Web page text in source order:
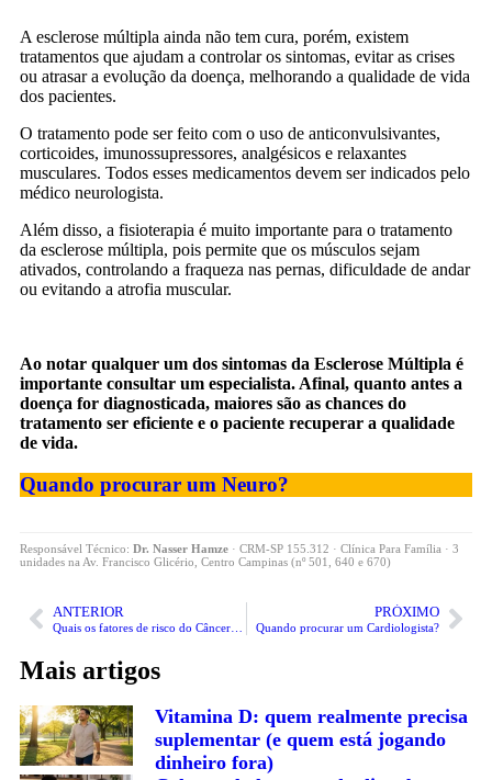
A esclerose múltipla ainda não tem cura, porém, existem
tratamentos que ajudam a controlar os sintomas, evitar as crises
ou atrasar a evolução da doença, melhorando a qualidade de vida
dos pacientes.
O tratamento pode ser feito com o uso de anticonvulsivantes,
corticoides, imunossupressores, analgésicos e relaxantes
musculares. Todos esses medicamentos devem ser indicados pelo
médico neurologista.
Além disso, a fisioterapia é muito importante para o tratamento
da esclerose múltipla, pois permite que os músculos sejam
ativados, controlando a fraqueza nas pernas, dificuldade de andar
ou evitando a atrofia muscular.
Ao notar qualquer um dos sintomas da Esclerose Múltipla é
importante consultar um especialista. Afinal, quanto antes a
doença for diagnosticada, maiores são as chances do
tratamento ser eficiente e o paciente recuperar a qualidade
de vida.
Quando procurar um Neuro?
Responsável Técnico: Dr. Nasser Hamze · CRM-SP 155.312 · Clínica Para Família · 3
unidades na Av. Francisco Glicério, Centro Campinas (nº 501, 640 e 670)
ANTERIOR PRÓXIMO
Quando procurar um Cardiologista?
Mais artigos
Vitamina D: quem realmente precisa
suplementar (e quem está jogando
dinheiro fora)